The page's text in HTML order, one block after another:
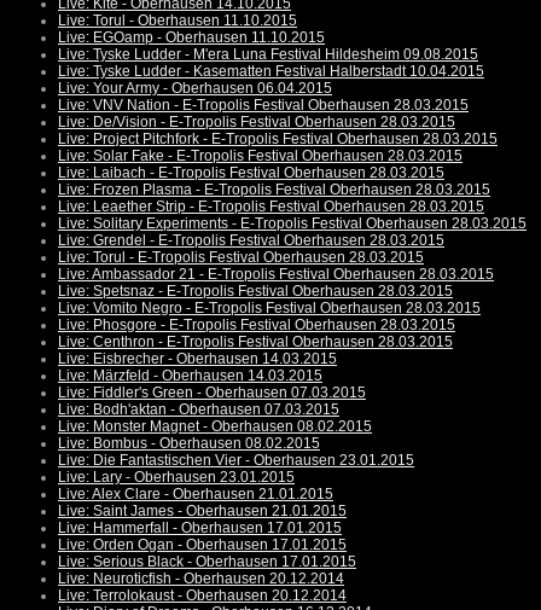
Live: Kite - Oberhausen 14.10.2015
Live: Torul - Oberhausen 11.10.2015
Live: EGOamp - Oberhausen 11.10.2015
Live: Tyske Ludder - M'era Luna Festival Hildesheim 09.08.2015
Live: Tyske Ludder - Kasematten Festival Halberstadt 10.04.2015
Live: Your Army - Oberhausen 06.04.2015
Live: VNV Nation - E-Tropolis Festival Oberhausen 28.03.2015
Live: De/Vision - E-Tropolis Festival Oberhausen 28.03.2015
Live: Project Pitchfork - E-Tropolis Festival Oberhausen 28.03.2015
Live: Solar Fake - E-Tropolis Festival Oberhausen 28.03.2015
Live: Laibach - E-Tropolis Festival Oberhausen 28.03.2015
Live: Frozen Plasma - E-Tropolis Festival Oberhausen 28.03.2015
Live: Leaether Strip - E-Tropolis Festival Oberhausen 28.03.2015
Live: Solitary Experiments - E-Tropolis Festival Oberhausen 28.03.2015
Live: Grendel - E-Tropolis Festival Oberhausen 28.03.2015
Live: Torul - E-Tropolis Festival Oberhausen 28.03.2015
Live: Ambassador 21 - E-Tropolis Festival Oberhausen 28.03.2015
Live: Spetsnaz - E-Tropolis Festival Oberhausen 28.03.2015
Live: Vomito Negro - E-Tropolis Festival Oberhausen 28.03.2015
Live: Phosgore - E-Tropolis Festival Oberhausen 28.03.2015
Live: Centhron - E-Tropolis Festival Oberhausen 28.03.2015
Live: Eisbrecher - Oberhausen 14.03.2015
Live: Märzfeld - Oberhausen 14.03.2015
Live: Fiddler's Green - Oberhausen 07.03.2015
Live: Bodh'aktan - Oberhausen 07.03.2015
Live: Monster Magnet - Oberhausen 08.02.2015
Live: Bombus - Oberhausen 08.02.2015
Live: Die Fantastischen Vier - Oberhausen 23.01.2015
Live: Lary - Oberhausen 23.01.2015
Live: Alex Clare - Oberhausen 21.01.2015
Live: Saint James - Oberhausen 21.01.2015
Live: Hammerfall - Oberhausen 17.01.2015
Live: Orden Ogan - Oberhausen 17.01.2015
Live: Serious Black - Oberhausen 17.01.2015
Live: Neuroticfish - Oberhausen 20.12.2014
Live: Terrolokaust - Oberhausen 20.12.2014